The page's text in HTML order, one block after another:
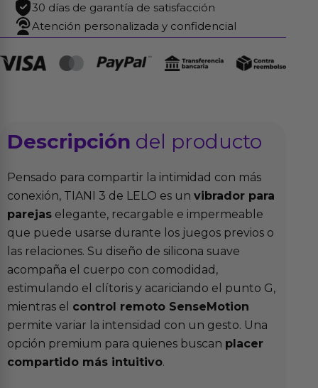
30 días de garantía de satisfacción
Atención personalizada y confidencial
Descripción del producto
Pensado para compartir la intimidad con más
conexión, TIANI 3 de LELO es un vibrador para
parejas elegante, recargable e impermeable
que puede usarse durante los juegos previos o
las relaciones. Su diseño de silicona suave
acompaña el cuerpo con comodidad,
estimulando el clítoris y acariciando el punto G,
mientras el control remoto SenseMotion
permite variar la intensidad con un gesto. Una
opción premium para quienes buscan placer
compartido más intuitivo.